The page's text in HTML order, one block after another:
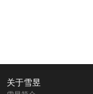
关于雪昱